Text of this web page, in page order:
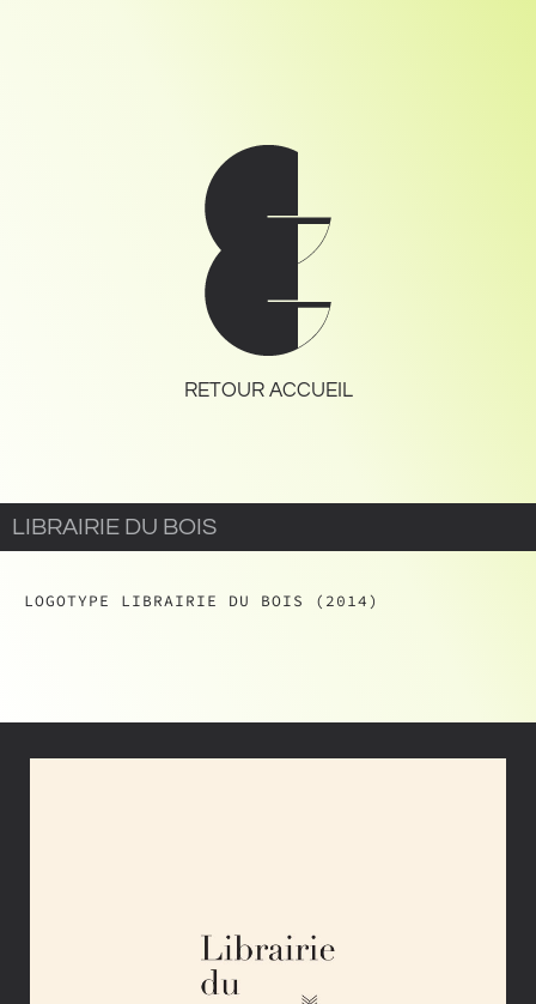
RETOUR ACCUEIL
LIBRAIRIE DU BOIS
LOGOTYPE LIBRAIRIE DU BOIS (2014)